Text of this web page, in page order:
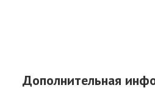
Дополнительная